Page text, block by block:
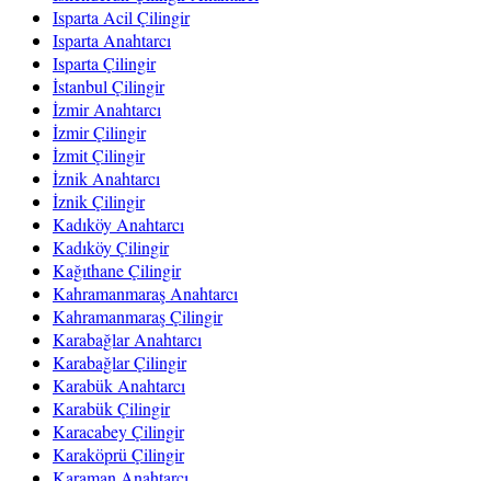
Isparta Acil Çilingir
Isparta Anahtarcı
Isparta Çilingir
İstanbul Çilingir
İzmir Anahtarcı
İzmir Çilingir
İzmit Çilingir
İznik Anahtarcı
İznik Çilingir
Kadıköy Anahtarcı
Kadıköy Çilingir
Kağıthane Çilingir
Kahramanmaraş Anahtarcı
Kahramanmaraş Çilingir
Karabağlar Anahtarcı
Karabağlar Çilingir
Karabük Anahtarcı
Karabük Çilingir
Karacabey Çilingir
Karaköprü Çilingir